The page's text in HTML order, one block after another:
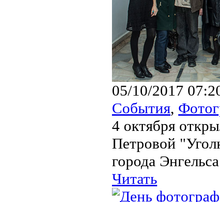
05/10/2017
События,
4 октября
Петровой
города
Читать